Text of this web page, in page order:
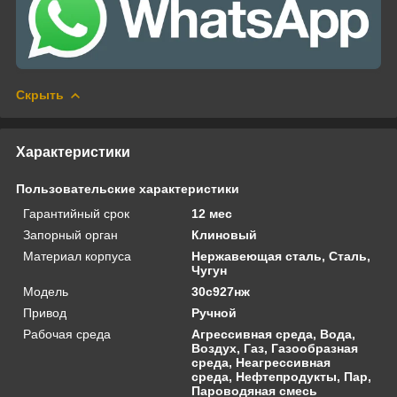
Скрыть
Характеристики
Пользовательские характеристики
Гарантийный срок
12 мес
Запорный орган
Клиновый
Материал корпуса
Нержавеющая сталь, Сталь,
Чугун
Модель
30с927нж
Привод
Ручной
Рабочая среда
Агрессивная среда, Вода,
Воздух, Газ, Газообразная
среда, Неагрессивная
среда, Нефтепродукты, Пар,
Пароводяная смесь